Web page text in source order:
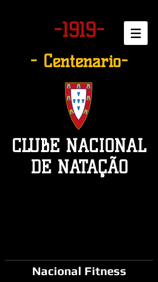
-1919-
- Centenário-
CLUBE NACIONAL
DE NATAÇÃO
Nacional Fitness